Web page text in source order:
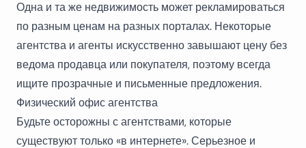
Одна и та же недвижимость может рекламироваться
по разным ценам на разных порталах. Некоторые
агентства и агенты искусственно завышают цену без
ведома продавца или покупателя, поэтому всегда
ищите прозрачные и письменные предложения.
Физический офис агентства
Будьте осторожны с агентствами, которые
существуют только «в интернете». Серьезное и